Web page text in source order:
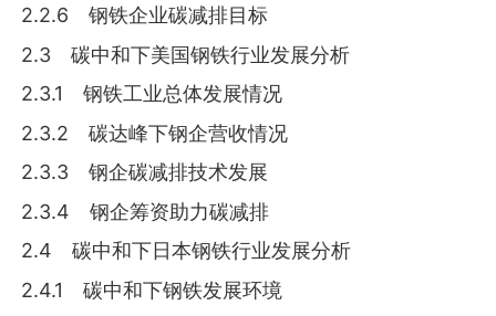
2.2.6 钢铁企业碳减排目标
2.3 碳中和下美国钢铁行业发展分析
2.3.1 钢铁工业总体发展情况
2.3.2 碳达峰下钢企营收情况
2.3.3 钢企碳减排技术发展
2.3.4 钢企筹资助力碳减排
2.4 碳中和下日本钢铁行业发展分析
2.4.1 碳中和下钢铁发展环境